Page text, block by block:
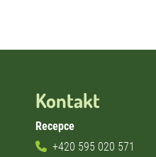
Kontakt
Recepce
+420 595 020 571